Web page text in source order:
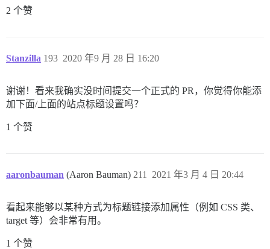
2 个赞
Stanzilla 2020 年9 月 28 日 16:20
193
谢谢！看来我确实没时间提交一个正式的 PR，你觉得你能添
加下面/上面的站点标题设置吗？
1 个赞
aaronbauman (Aaron Bauman) 2021 年3 月 4 日 20:44
211
看起来能够以某种方式为标题链接添加属性（例如 CSS 类、
target 等）会非常有用。
1 个赞